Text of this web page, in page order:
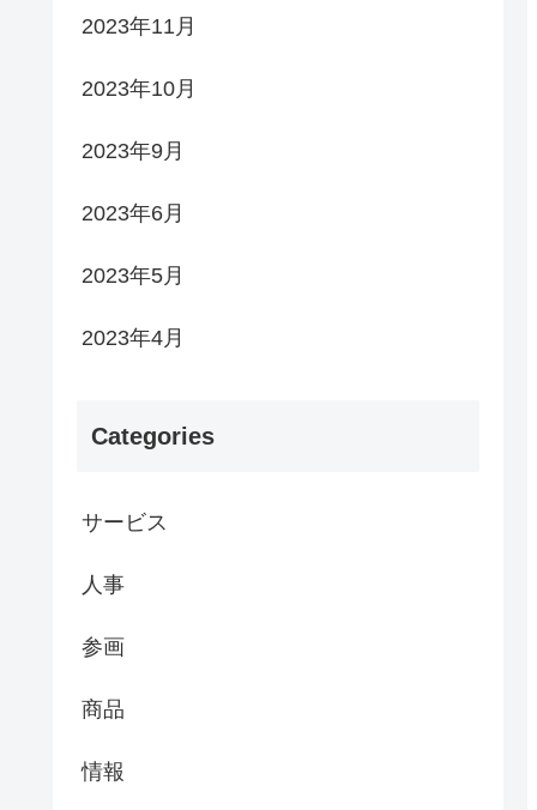
2023年11月
2023年10月
2023年9月
2023年6月
2023年5月
2023年4月
Categories
サービス
人事
参画
商品
情報